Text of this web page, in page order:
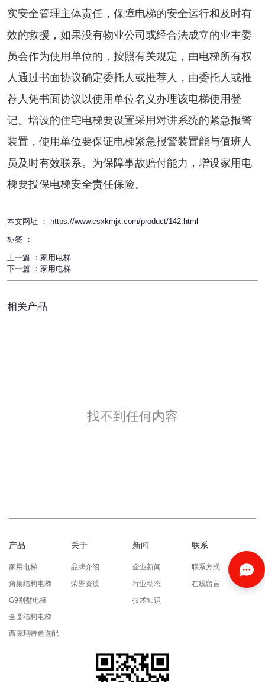
实安全管理主体责任，保障电梯的安全运行和及时有
效的救援，如果没有物业公司或经合法成立的业主委
员会作为使用单位的，按照有关规定，由电梯所有权
人通过书面协议确定委托人或推荐人，由委托人或推
荐人凭书面协议以使用单位名义办理该电梯使用登
记。增设的住宅电梯要设置采用对讲系统的紧急报警
装置，使用单位要保证电梯紧急报警装置能与值班人
员及时有效联系。为保障事故赔付能力，增设家用电
梯要投保电梯安全责任保险。
本文网址 ： https://www.csxkmjx.com/product/142.html
标签 ：
上一篇 ： 家用电梯
下一篇 ： 家用电梯
相关产品
找不到任何内容
产品
家用电梯
角架结构电梯
G9别墅电梯
全圆结构电梯
西克玛特色选配
关于
品牌介绍
荣誉资质
新闻
企业新闻
行业动态
技术知识
联系
联系方式
在线留言